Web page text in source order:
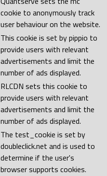
cookie to anonymously track
user behaviour on the website.
This cookie is set by pippio to
provide users with relevant
advertisements and limit the
number of ads displayed.
RLCDN sets this cookie to
provide users with relevant
advertisements and limit the
number of ads displayed.
The test_cookie is set by
doubleclick.net and is used to
determine if the user's
browser supports cookies.